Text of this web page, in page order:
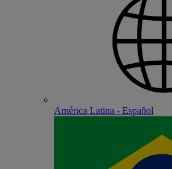
América Latina - Español